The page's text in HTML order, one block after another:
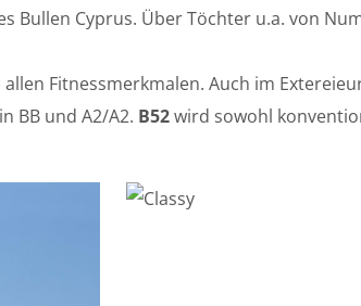
Bullen Cyprus. Über Töchter u.a. von
Fitnessmerkmalen. Auch im
BB und A2/A2. B52wird sowohl